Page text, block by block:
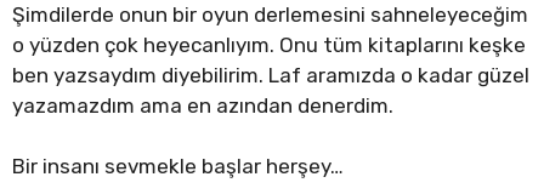
Şimdilerde onun bir oyun derlemesini sahneleyeceğim
o yüzden çok heyecanlıyım. Onu tüm kitaplarını keşke
ben yazsaydım diyebilirim. Laf aramızda o kadar güzel
yazamazdım ama en azından denerdim.
Bir insanı sevmekle başlar herşey…